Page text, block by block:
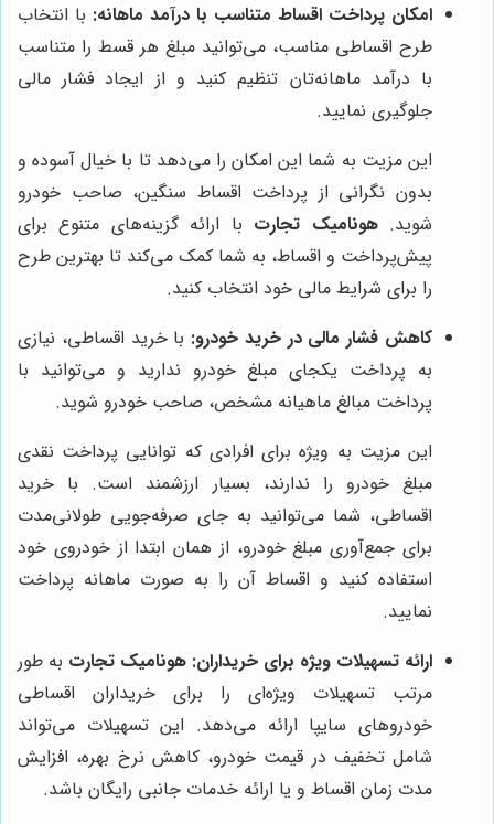
امکان پرداخت اقساط متناسب با درآمد ماهانه: با انتخاب
طرح اقساطی مناسب، می‌توانید مبلغ هر قسط را متناسب
با درآمد ماهانه‌تان تنظیم کنید و از ایجاد فشار مالی
جلوگیری نمایید.
این مزیت به شما این امکان را می‌دهد تا با خیال آسوده و
بدون نگرانی از پرداخت اقساط سنگین، صاحب خودرو
شوید.هونامیک تجارت با ارائه گزینه‌های متنوع برای
پیش‌پرداخت و اقساط، به شما کمک می‌کند تا بهترین طرح
را برای شرایط مالی خود انتخاب کنید.
کاهش فشار مالی در خرید خودرو: با خرید اقساطی، نیازی
به پرداخت یکجای مبلغ خودرو ندارید و می‌توانید با
پرداخت مبالغ ماهیانه مشخص، صاحب خودرو شوید.
این مزیت به ویژه برای افرادی که توانایی پرداخت نقدی
مبلغ خودرو را ندارند، بسیار ارزشمند است. با خرید
اقساطی، شما می‌توانید به جای صرفه‌جویی طولانی‌مدت
برای جمع‌آوری مبلغ خودرو، از همان ابتدا از خودروی خود
استفاده کنید و اقساط آن را به صورت ماهانه پرداخت
نمایید.
ارائه تسهیلات ویژه برای خریداران: هونامیک تجارت به طور
مرتب تسهیلات ویژه‌ای را برای خریداران اقساطی
خودروهای سایپا ارائه می‌دهد. این تسهیلات می‌تواند
شامل تخفیف در قیمت خودرو، کاهش نرخ بهره، افزایش
مدت زمان اقساط و یا ارائه خدمات جانبی رایگان باشد.